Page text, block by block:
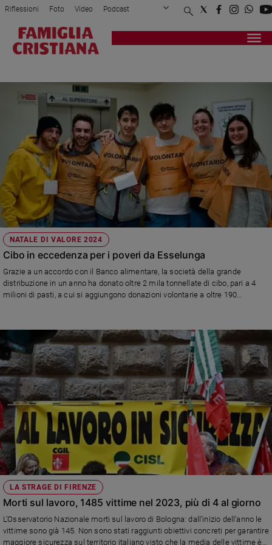
Attualità
Politica
Economia
Legalità
e
giustizia
Sport
Interviste
Papa
Papa
Chiesa
Chiesa
e
spiritualità
Santi
Devozione
e
fede
Parola
del
giorno
Santo
del
giorno
e
valori
Riflessioni Foto Video Podcast
Privacy Policy Chi siamo
Registrati Redazione
NATALE DI VALORE 2024
Cibo in eccedenza per i poveri da Esselunga
Grazie a un accordo con il Banco alimentare, la società della grande
distribuzione in un anno ha donato oltre 2 mila tonnellate di cibo, pari a 4
milioni di pasti, a cui si aggiungono donazioni volontarie a oltre 190
LA STRAGE DI FIRENZE
Morti sul lavoro, 1485 vittime nel 2023, più di 4 al giorno
L’Osservatorio Nazionale morti sul lavoro di Bologna: dall’inizio dell’anno le
vittime sono già 145. Non sono stati raggiunti obiettivi concreti per garantire
maggiore sicurezza sul territorio italiano visto che la media delle vittime è